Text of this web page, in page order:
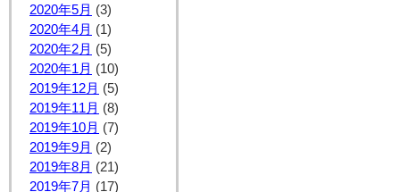
2020年5月 (3)
2020年4月 (1)
2020年2月 (5)
2020年1月 (10)
2019年12月 (5)
2019年11月 (8)
2019年10月 (7)
2019年9月 (2)
2019年8月 (21)
2019年7月 (17)